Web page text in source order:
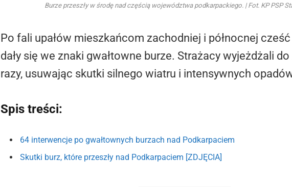
Burze przeszły w środę nad częścią województwa podkarpackiego. | Fot. KP PSP
Po fali upałów mieszkańcom zachodniej i północnej
dały się we znaki gwałtowne burze. Strażacy wyjeżdżali
razy, usuwając skutki silnego wiatru i intensywnych
Spis treści:
64 interwencje po gwałtownych burzach nad Podkarpaciem
Skutki burz, które przeszły nad Podkarpaciem [ZDJĘCIA]